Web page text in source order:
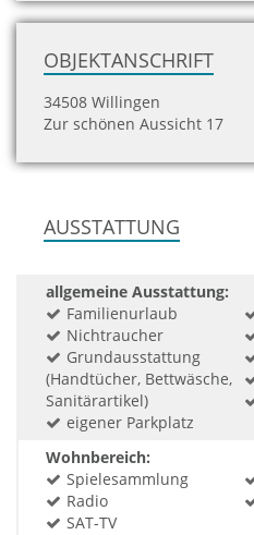
OBJEKTANSCHRIFT
34508 Willingen
Zur schönen Aussicht 17
AUSSTATTUNG
allgemeine Ausstattung:
Familienurlaub
Nichtraucher
Grundausstattung
(Handtücher, Bettwäsche,
Sanitärartikel)
eigener Parkplatz
Wohnbereich:
Spielesammlung
Radio
SAT-TV